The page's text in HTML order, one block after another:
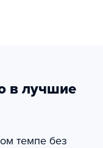
в лучшие
темпе без